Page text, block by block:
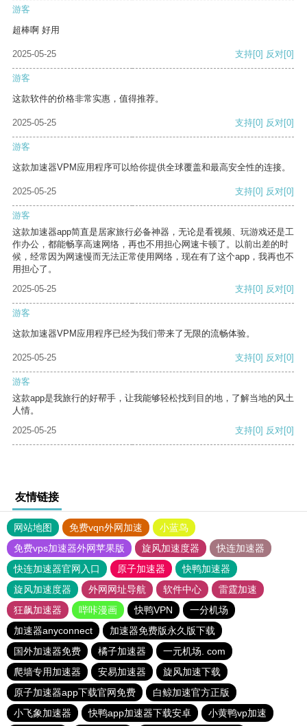
游客
超棒啊 好用
2025-05-25 支持[0] 反对[0]
游客
这款软件的价格非常实惠，值得推荐。
2025-05-25 支持[0] 反对[0]
游客
这款加速器VPM应用程序可以给你提供全球覆盖和最高安全性的连接。
2025-05-25 支持[0] 反对[0]
游客
这款加速器app简直是居家旅行必备神器，无论是看视频、玩游戏还是工
作办公，都能畅享高速网络，再也不用担心网速卡顿了。以前出差的时
候，经常因为网速慢而无法正常使用网络，现在有了这个app，我再也不
用担心了。
2025-05-25
支持[0] 反对[0]
游客
这款加速器VPM应用程序已经为我们带来了无限的流畅体验。
2025-05-25 支持[0] 反对[0]
游客
这款app是我旅行的好帮手，让我能够轻松找到目的地，了解当地的风土
人情。
2025-05-25
支持[0] 反对[0]
友情链接
网站地图 免费vqn外网加速
小蓝鸟
免费vps加速器外网苹果版
旋风加速度器
快连加速器
快连加速器官网入口
原子加速器
快鸭加速器
旋风加速度器
外网网址导航 软件中心
雷霆加速
狂飙加速器
哔咔漫画 快鸭VPN
一分机场
加速器anyconnect
加速器免费版永久版下载
国外加速器免费
橘子加速器
一元机场. com
爬墙专用加速器
安易加速器
旋风加速下载
原子加速器app下载官网免费
白鲸加速官方正版
小飞象加速器
快鸭app加速器下载安卓 小黄鸭vp加速